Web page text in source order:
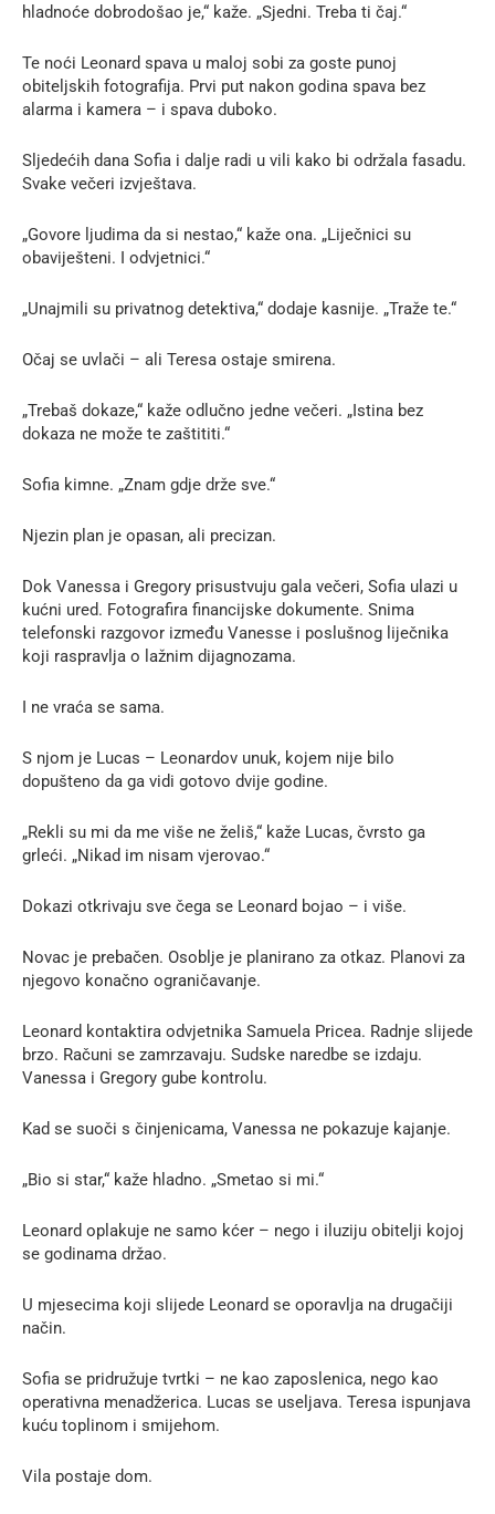
hladnoće dobrodošao je,“ kaže. „Sjedni. Treba ti čaj.“
Te noći Leonard spava u maloj sobi za goste punoj
obiteljskih fotografija. Prvi put nakon godina spava bez
alarma i kamera – i spava duboko.
Sljedećih dana Sofia i dalje radi u vili kako bi održala fasadu.
Svake večeri izvještava.
„Govore ljudima da si nestao,“ kaže ona. „Liječnici su
obaviješteni. I odvjetnici.“
„Unajmili su privatnog detektiva,“ dodaje kasnije. „Traže te.“
Očaj se uvlači – ali Teresa ostaje smirena.
„Trebaš dokaze,“ kaže odlučno jedne večeri. „Istina bez
dokaza ne može te zaštititi.“
Sofia kimne. „Znam gdje drže sve.“
Njezin plan je opasan, ali precizan.
Dok Vanessa i Gregory prisustvuju gala večeri, Sofia ulazi u
kućni ured. Fotografira financijske dokumente. Snima
telefonski razgovor između Vanesse i poslušnog liječnika
koji raspravlja o lažnim dijagnozama.
I ne vraća se sama.
S njom je Lucas – Leonardov unuk, kojem nije bilo
dopušteno da ga vidi gotovo dvije godine.
„Rekli su mi da me više ne želiš,“ kaže Lucas, čvrsto ga
grleći. „Nikad im nisam vjerovao.“
Dokazi otkrivaju sve čega se Leonard bojao – i više.
Novac je prebačen. Osoblje je planirano za otkaz. Planovi za
njegovo konačno ograničavanje.
Leonard kontaktira odvjetnika Samuela Pricea. Radnje slijede
brzo. Računi se zamrzavaju. Sudske naredbe se izdaju.
Vanessa i Gregory gube kontrolu.
Kad se suoči s činjenicama, Vanessa ne pokazuje kajanje.
„Bio si star,“ kaže hladno. „Smetao si mi.“
Leonard oplakuje ne samo kćer – nego i iluziju obitelji kojoj
se godinama držao.
U mjesecima koji slijede Leonard se oporavlja na drugačiji
način.
Sofia se pridružuje tvrtki – ne kao zaposlenica, nego kao
operativna menadžerica. Lucas se useljava. Teresa ispunjava
kuću toplinom i smijehom.
Vila postaje dom.